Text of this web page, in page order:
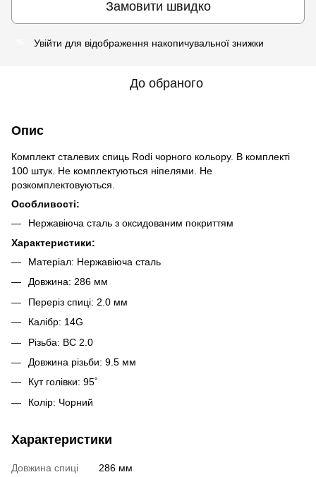
Замовити швидко
Увійти для відображення накопичувальної знижки
До обраного
Опис
Комплект сталевих спиць Rodi чорного кольору. В комплекті
100 штук. Не комплектуються ніпелями. Не
розкомплектовуються.
Особливості:
Нержавіюча сталь з оксидованим покриттям
Характеристики:
Матеріал: Нержавіюча сталь
Довжина: 286 мм
Переріз спиці: 2.0 мм
Калібр: 14G
Різьба: BC 2.0
Довжина різьби: 9.5 мм
Кут голівки: 95˚
Колір: Чорний
Характеристики
Довжина спиці
286 мм